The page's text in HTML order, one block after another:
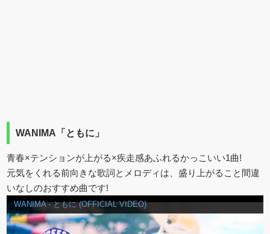
WANIMA「ともに」
青春×テンションが上がる×疾走感あふれるかっこいい1曲!
元気をくれる前向きな歌詞とメロディは、盛り上がること間違
いなしのおすすめ曲です!
WANIMA - ともに (OFFICIAL VIDEO)